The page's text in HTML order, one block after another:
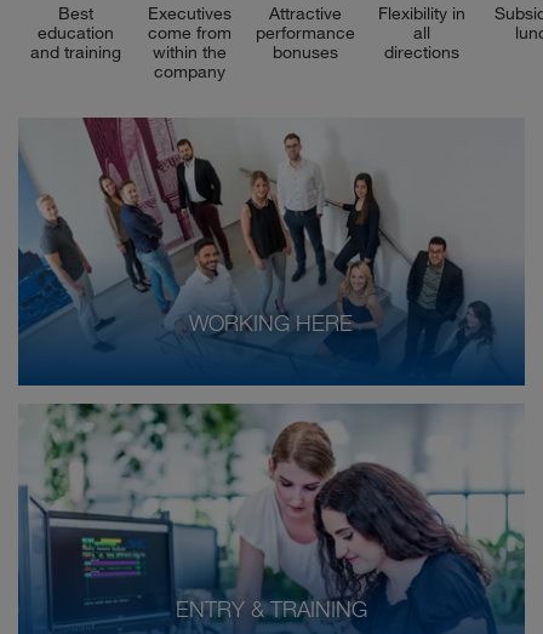
Best
education
and training
Executives
come from
within the
company
Attractive
performance
bonuses
Flexibility in
all
directions
WORKING HERE
ENTRY & TRAINING